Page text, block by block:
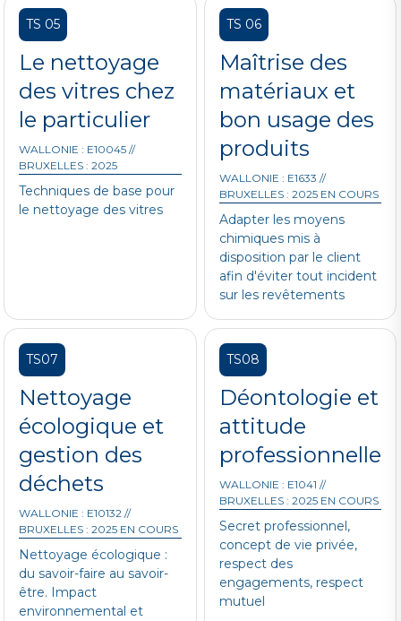
TS 05
Le nettoyage
des vitres chez
le particulier
WALLONIE : E10045 //
BRUXELLES : 2025
Techniques de base pour
le nettoyage des vitres
TS 06
Maîtrise des
matériaux et
bon usage des
produits
WALLONIE : E1633 //
BRUXELLES : 2025 EN COURS
Adapter les moyens
chimiques mis à
disposition par le client
afin d'éviter tout incident
sur les revêtements
TS07
Nettoyage
écologique et
gestion des
déchets
WALLONIE : E10132 //
BRUXELLES : 2025 EN COURS
Nettoyage écologique :
du savoir-faire au savoir-
être. Impact
environnemental et
TS08
Déontologie et
attitude
professionnelle
WALLONIE : E1041 //
BRUXELLES : 2025 EN COURS
Secret professionnel,
concept de vie privée,
respect des
engagements, respect
mutuel